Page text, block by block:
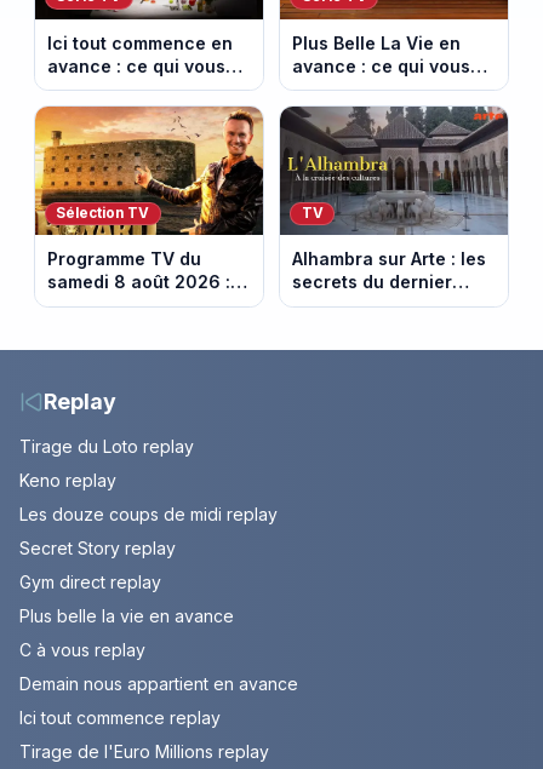
Ici tout commence en
avance : ce qui vous
attend la semaine du
10 au 14 août 2026
(spoiler)
Plus Belle La Vie en
avance : ce qui vous
attend la semaine du
10 au 14 août 2026
(spoiler)
Sélection TV
Programme TV du
samedi 8 août 2026 :
notre sélection pour
TV
Alhambra sur Arte : les
secrets du dernier
sultanat musulman
Replay
Tirage du Loto replay
Keno replay
Les douze coups de midi replay
Secret Story replay
Gym direct replay
Plus belle la vie en avance
C à vous replay
Demain nous appartient en avance
Ici tout commence replay
Tirage de l'Euro Millions replay